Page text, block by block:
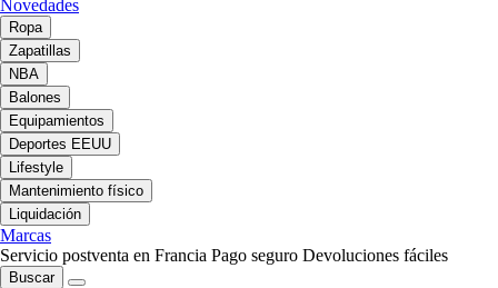
Novedades
Ropa
Zapatillas
NBA
Balones
Equipamientos
Deportes EEUU
Lifestyle
Mantenimiento físico
Liquidación
Marcas
Servicio postventa en Francia Pago seguro Devoluciones fáciles
Buscar